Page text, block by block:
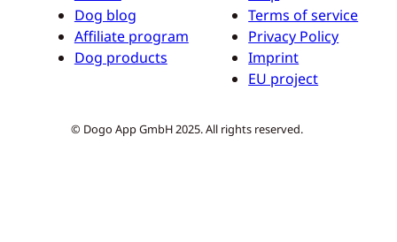
Dog blog
Affiliate program
Dog products
Terms of service
Privacy Policy
Imprint
EU project
© Dogo App GmbH 2025. All rights reserved.